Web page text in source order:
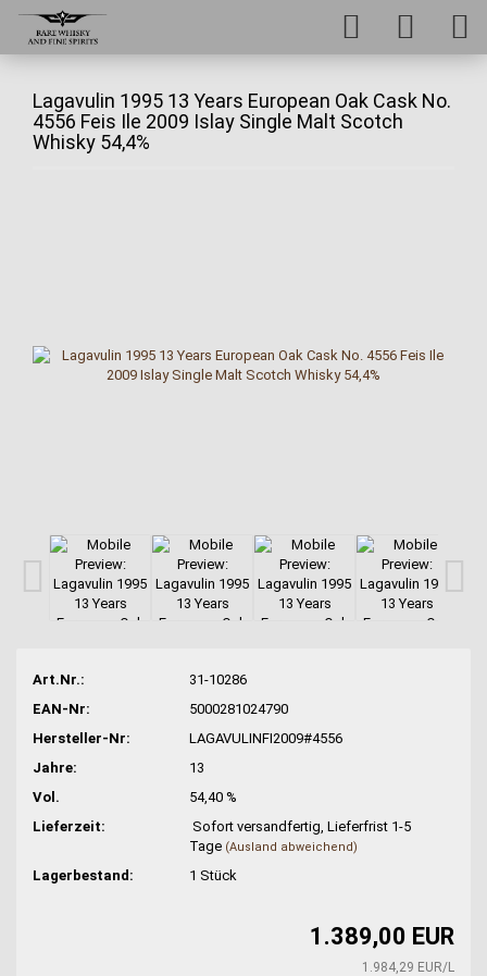
Lagavulin 1995 13 Years European Oak Cask No.
4556 Feis Ile 2009 Islay Single Malt Scotch
Whisky 54,4%
Art.Nr.:
31-10286
EAN-Nr:
5000281024790
Hersteller-Nr:
LAGAVULINFI2009#4556
Jahre:
13
Vol.
54,40 %
Lieferzeit:
Sofort versandfertig, Lieferfrist 1-5
Tage (Ausland abweichend)
Lagerbestand: 1Stück
1.389,00 EUR
1.984,29 EUR/L